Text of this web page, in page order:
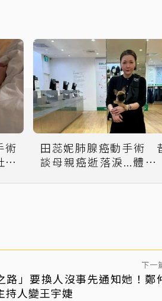
術
汶
田蕊妮肺腺癌動手術
談母親癌逝落淚...體會
下一
路」要換人沒事先通知她！鄭
持人變王宇婕